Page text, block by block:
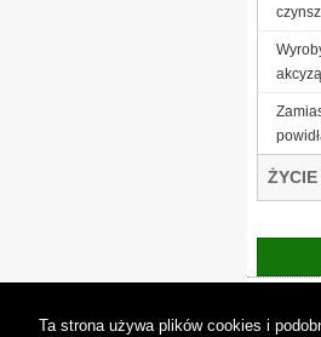
akcyzą
ŻYCIE
Ta strona używa plików cookies i